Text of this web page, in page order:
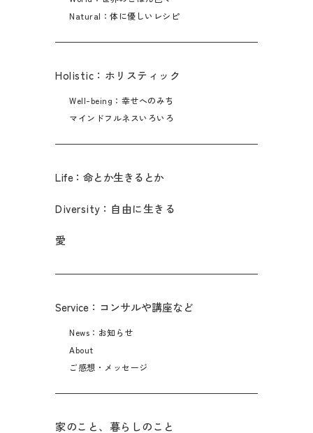
Natural：体に優しいレシピ
Holistic：ホリスティック
Well-being：幸せへのみち
マインドフルネスいろいろ
Life：命とか生きるとか
Diversity：自由に生きる
愛
Service：コンサルや講座など
News：お知らせ
About
ご感想・メッセージ
家のこと、暮らしのこと